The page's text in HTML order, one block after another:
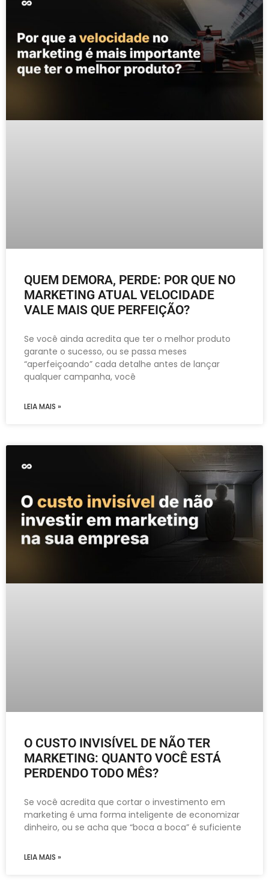
QUEM DEMORA, PERDE: POR QUE NO
MARKETING ATUAL VELOCIDADE
VALE MAIS QUE PERFEIÇÃO?
Se você ainda acredita que ter o melhor produto
garante o sucesso, ou se passa meses
“aperfeiçoando” cada detalhe antes de lançar
qualquer campanha, você
LEIA MAIS »
O CUSTO INVISÍVEL DE NÃO TER
MARKETING: QUANTO VOCÊ ESTÁ
PERDENDO TODO MÊS?
Se você acredita que cortar o investimento em
marketing é uma forma inteligente de economizar
dinheiro, ou se acha que “boca a boca” é suficiente
LEIA MAIS »